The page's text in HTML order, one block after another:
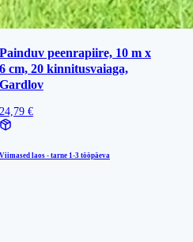
Painduv peenrapiire, 10 m x
6 cm, 20 kinnitusvaiaga,
Gardlov
24,79 €
Viimased laos - tarne 1-3 tööpäeva